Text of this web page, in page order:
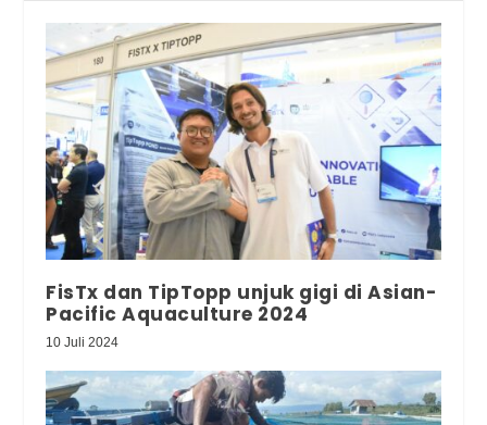
FisTx dan TipTopp unjuk gigi di Asian-
Pacific Aquaculture 2024
10 Juli 2024